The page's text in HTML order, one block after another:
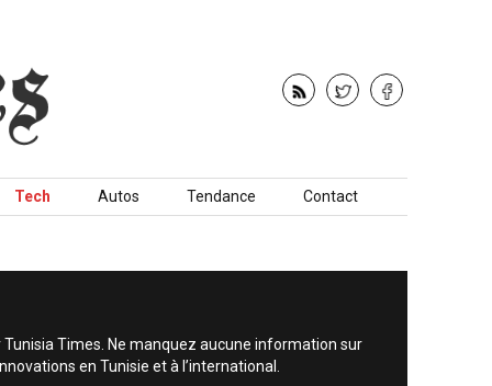
Tech Autos Tendance Contact
Times. Ne manquez aucune information sur
en Tunisie et à l’international.